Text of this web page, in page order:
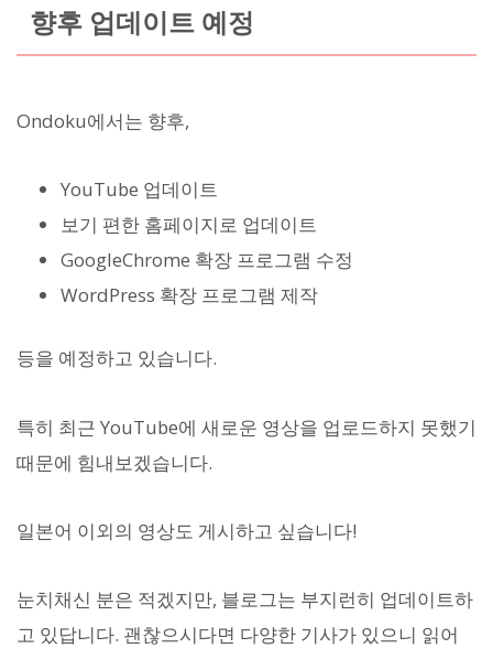
향후 업데이트 예정
Ondoku에서는 향후,
YouTube 업데이트
보기 편한 홈페이지로 업데이트
GoogleChrome 확장 프로그램 수정
WordPress 확장 프로그램 제작
등을 예정하고 있습니다.
특히 최근 YouTube에 새로운 영상을 업로드하지 못했기
때문에 힘내보겠습니다.
일본어 이외의 영상도 게시하고 싶습니다!
눈치채신 분은 적겠지만, 블로그는 부지런히 업데이트하
고 있답니다. 괜찮으시다면 다양한 기사가 있으니 읽어